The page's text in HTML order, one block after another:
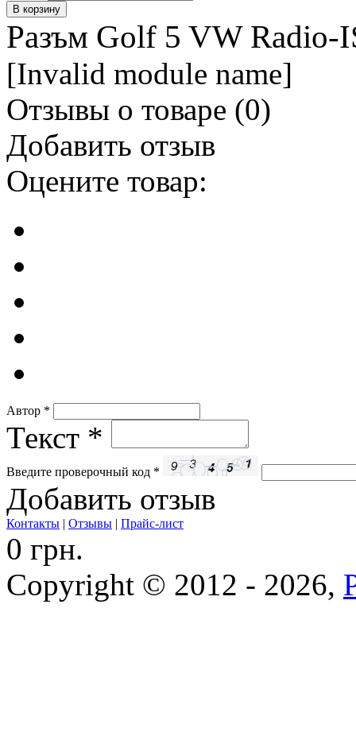
Разъм Golf 5 VW Radio-
[Invalid module name]
Отзывы о товаре (0)
Добавить отзыв
Оцените товар:
Автор *
Текст *
Введите проверочный код *
Добавить отзыв
Контакты | Отзывы | Прайс-лист
0 грн.
Copyright © 2012 - 2026,